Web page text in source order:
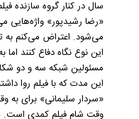
سال در کنار گروه سازنده
«رضا رشیدپور» واژه‌هایی
می‌شود. اعتراض می‌کنم به
این نوع نگاه دفاع کنند
مسئولین شبکه سه و دو
این مدت که با فیلم روا
«سردار سلیمانی» برای
وقت شام فیلم کمدی است.